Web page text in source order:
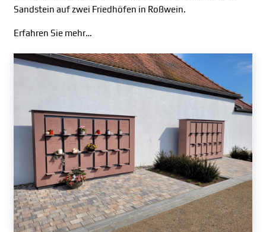
Sandstein auf zwei Friedhöfen in Roßwein.
Erfahren Sie mehr…